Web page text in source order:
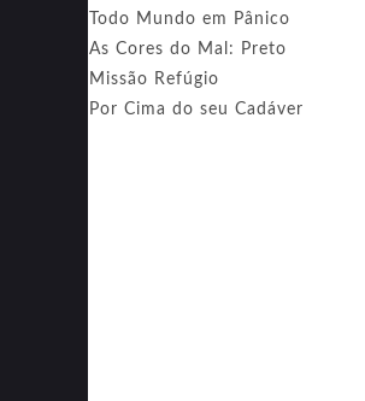
Todo Mundo em Pânico
As Cores do Mal: Preto
Missão Refúgio
Por Cima do seu Cadáver